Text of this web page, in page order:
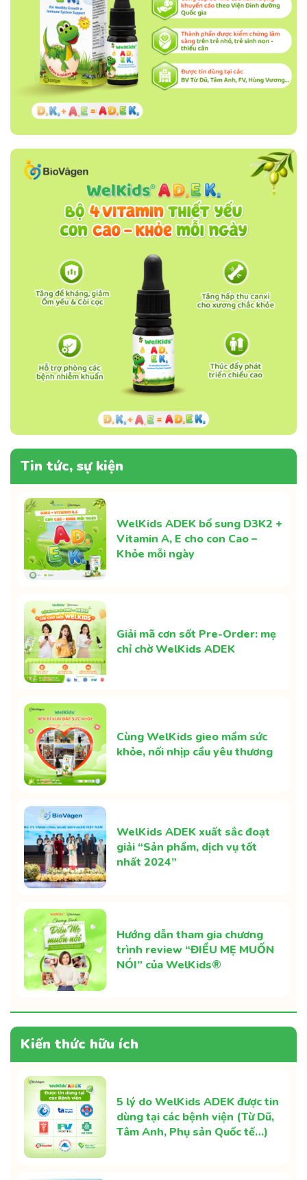
Tin tức, sự kiện
WelKids ADEK bổ sung D3K2 +
Vitamin A, E cho con Cao –
Khỏe mỗi ngày
Giải mã cơn sốt Pre-Order: mẹ
chỉ chờ WelKids ADEK
Cùng WelKids gieo mầm sức
khỏe, nối nhịp cầu yêu thương
WelKids ADEK xuất sắc đoạt
giải “Sản phẩm, dịch vụ tốt
nhất 2024”
Hướng dẫn tham gia chương
trình review “ĐIỀU MẸ MUỐN
NÓI” của WelKids®
Kiến thức hữu ích
5 lý do WelKids ADEK được tin
dùng tại các bệnh viện (Từ Dũ,
Tâm Anh, Phụ sản Quốc tế…)